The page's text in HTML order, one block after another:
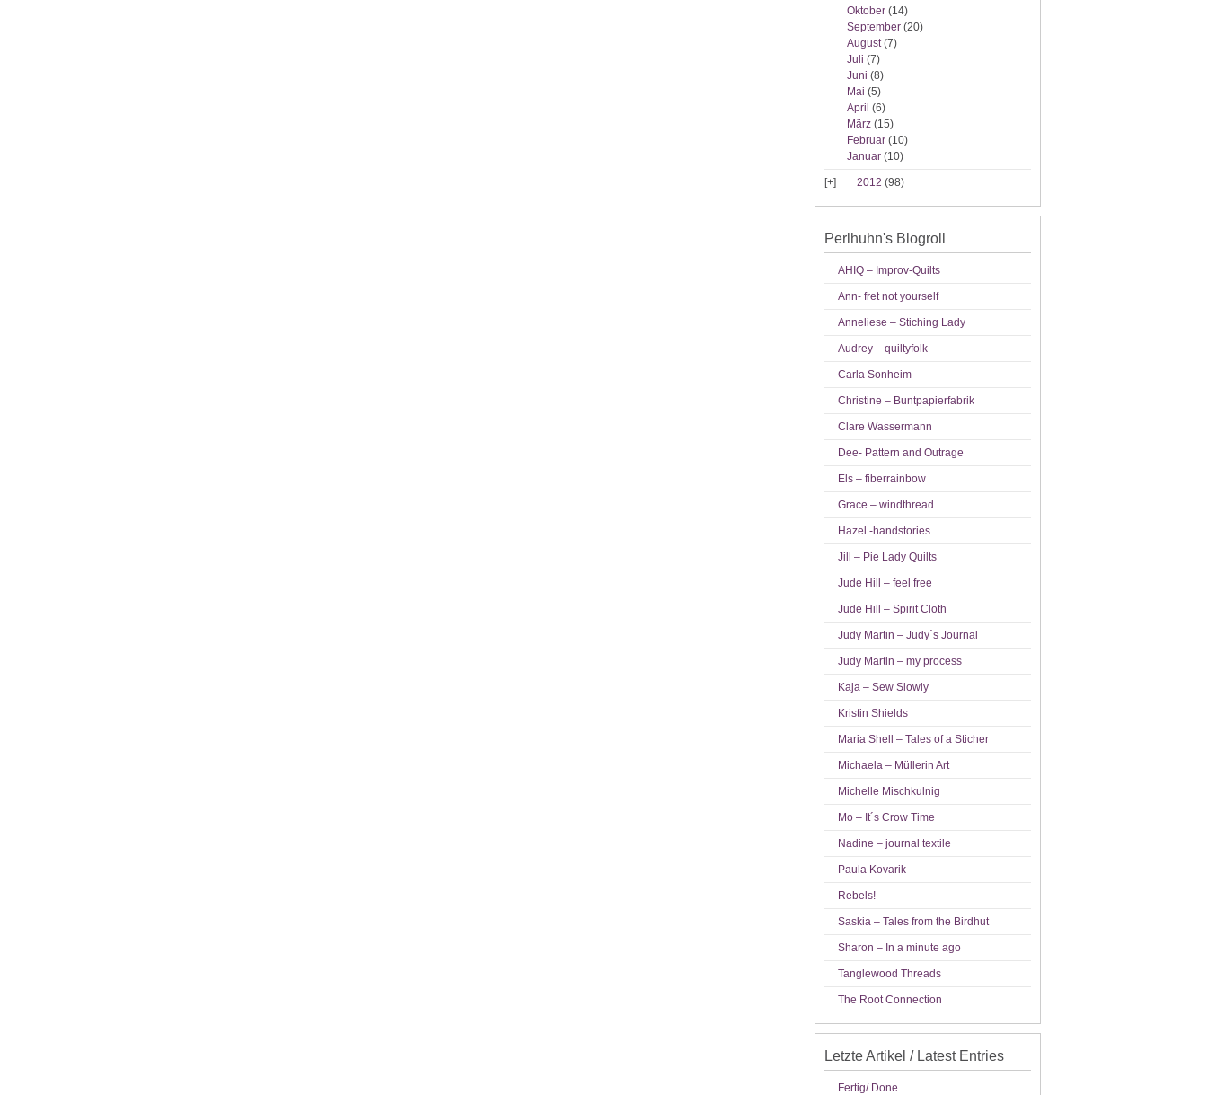
Oktober (14)
September (20)
August(7)
Juli (7)
Juni (8)
Mai (5)
April (6)
März (15)
Februar (10)
Januar (10)
2012 (98)
Perlhuhn's Blogroll
AHIQ – Improv-Quilts
Ann- fret not yourself
Anneliese – Stiching Lady
Audrey – quiltyfolk
Carla Sonheim
Christine – Buntpapierfabrik
Clare Wassermann
Dee- Pattern and Outrage
Els – fiberrainbow
Grace – windthread
Hazel -handstories
Jill – Pie Lady Quilts
Jude Hill – feel free
Jude Hill – Spirit Cloth
Judy Martin – Judy´s Journal
Judy Martin – my process
Kaja – Sew Slowly
Kristin Shields
Maria Shell – Tales of a Sticher
Michaela – Müllerin Art
Michelle Mischkulnig
Mo – It´s Crow Time
Nadine – journal textile
Paula Kovarik
Rebels!
Saskia – Tales from the Birdhut
Sharon – In a minute ago
Tanglewood Threads
The Root Connection
Letzte Artikel / Latest Entries
Fertig/ Done